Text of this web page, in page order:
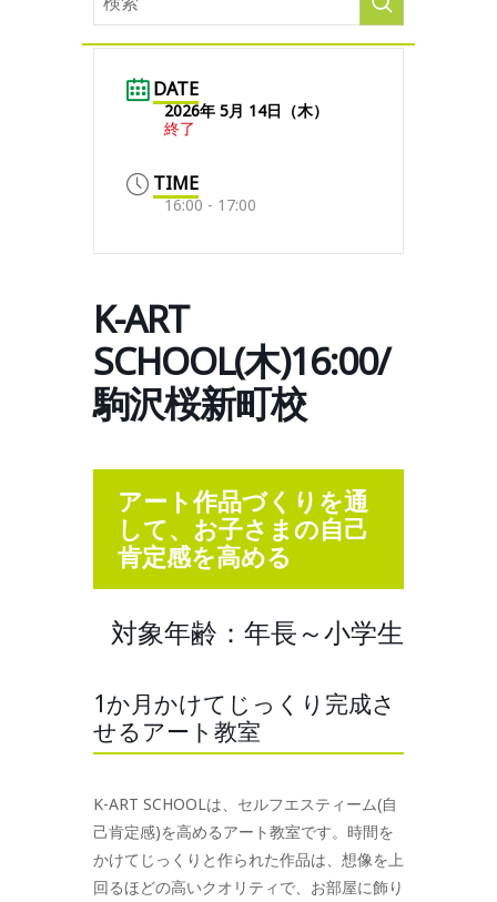
DATE
2026年 5月 14日（木）
終了
TIME
16:00 - 17:00
K-ART
SCHOOL(木)16:00/
駒沢桜新町校
アート作品づくりを通
して、お子さまの自己
肯定感を高める
対象年齢：年長～小学生
1か月かけてじっくり完成さ
せるアート教室
K-ART SCHOOLは、セルフエスティーム(自
己肯定感)を高めるアート教室です。時間を
かけてじっくりと作られた作品は、想像を上
回るほどの高いクオリティで、お部屋に飾り